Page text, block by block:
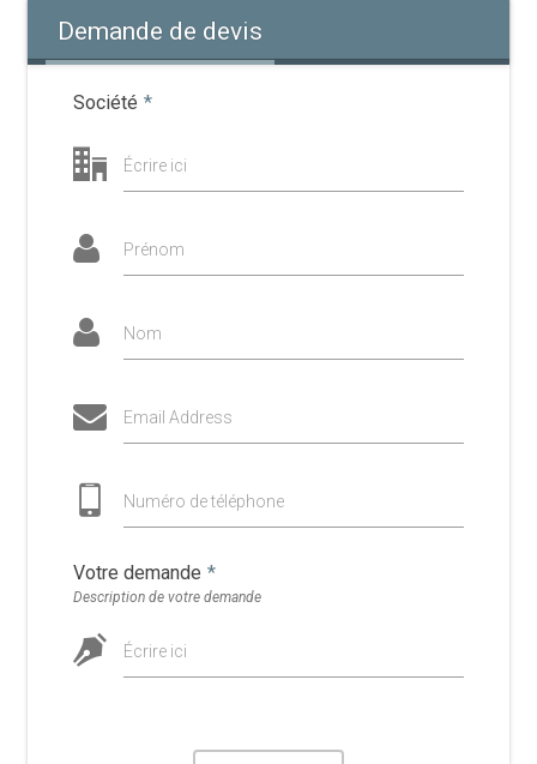
Demande de devis
Société *
Écrire ici
Prénom
Nom
Email Address
Numéro de téléphone
Votre demande *
Description de votre demande
Écrire ici